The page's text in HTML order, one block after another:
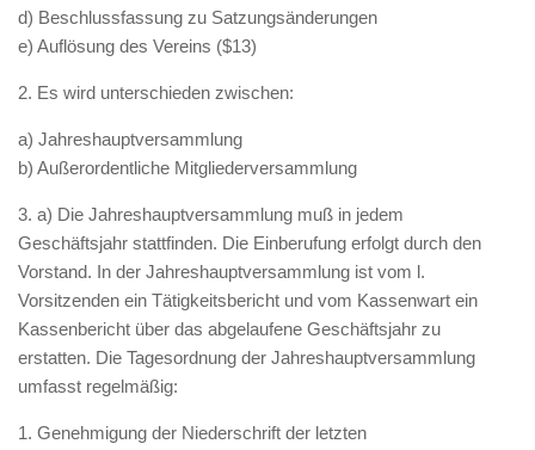
d) Beschlussfassung zu Satzungsänderungen
e) Auflösung des Vereins ($13)
2. Es wird unterschieden zwischen:
a) Jahreshauptversammlung
b) Außerordentliche Mitgliederversammlung
3. a) Die Jahreshauptversammlung muß in jedem
Geschäftsjahr stattfinden. Die Einberufung erfolgt durch den
Vorstand. In der Jahreshauptversammlung ist vom l.
Vorsitzenden ein Tätigkeitsbericht und vom Kassenwart ein
Kassenbericht über das abgelaufene Geschäftsjahr zu
erstatten. Die Tagesordnung der Jahreshauptversammlung
umfasst regelmäßig:
1. Genehmigung der Niederschrift der letzten